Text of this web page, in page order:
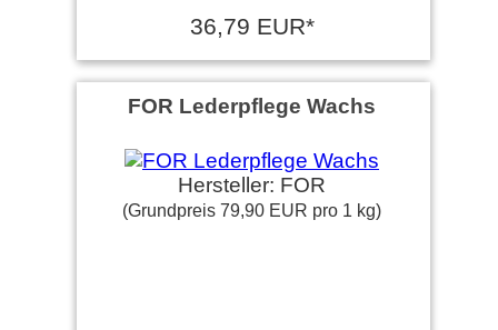
36,79 EUR*
FOR Lederpflege Wachs
Hersteller: FOR
(Grundpreis 79,90 EUR pro 1 kg)